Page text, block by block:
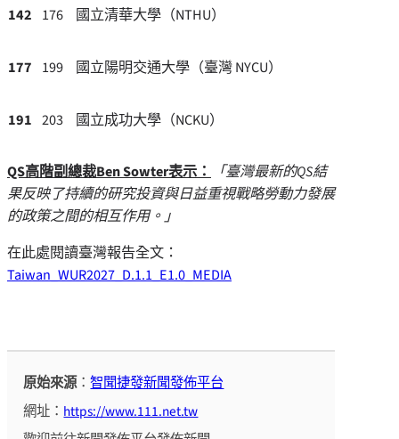
142 176 國立清華大學（NTHU）
177 199 國立陽明交通大學（臺灣 NYCU）
191 203 國立成功大學（NCKU）
QS高階副總裁Ben Sowter表示： 「臺灣最新的QS結
果反映了持續的研究投資與日益重視戰略勞動力發展
的政策之間的相互作用。」
在此處閱讀臺灣報告全文：
Taiwan_WUR2027_D.1.1_E1.0_MEDIA
原始來源：智聞捷發新聞發佈平台
網址： https://www.111.net.tw